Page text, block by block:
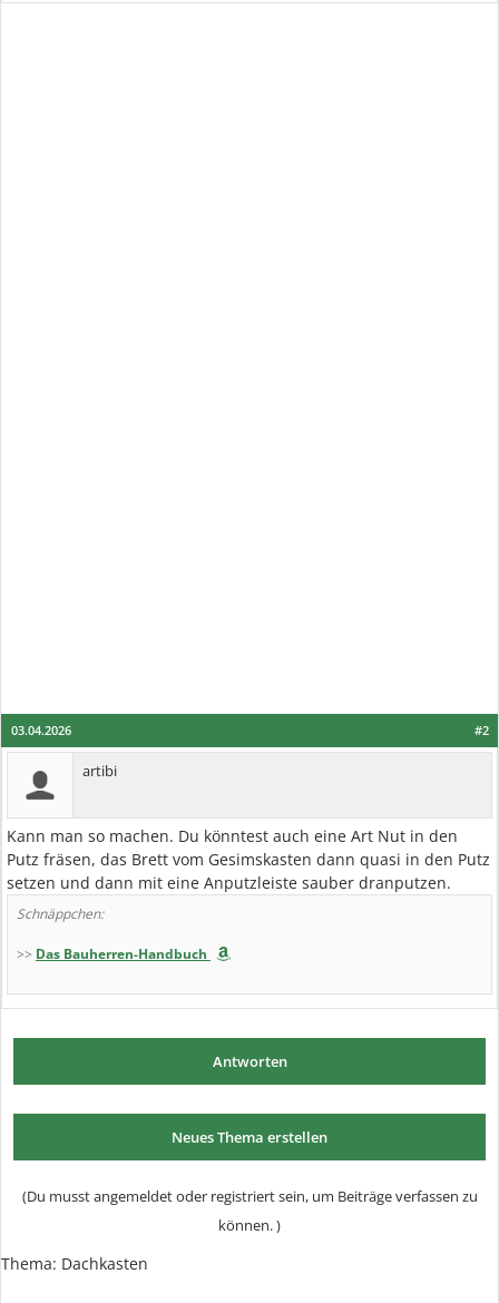
#2
03.04.2026
artibi
Kann man so machen. Du könntest auch eine Art Nut in den
Putz fräsen, das Brett vom Gesimskasten dann quasi in den Putz
setzen und dann mit eine Anputzleiste sauber dranputzen.
Schnäppchen:
>> Das Bauherren-Handbuch
Antworten
Neues Thema erstellen
(Du musst angemeldet oder registriert sein, um Beiträge verfassen zu
können. )
Thema: Dachkasten